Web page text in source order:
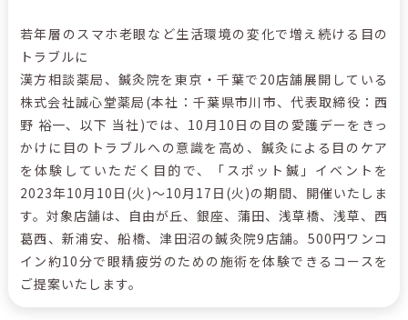
若年層のスマホ老眼など生活環境の変化で増え続ける目の
トラブルに
漢方相談薬局、鍼灸院を東京・千葉で20店舗展開している
株式会社誠心堂薬局(本社：千葉県市川市、代表取締役：西
野 裕一、以下 当社)では、10月10日の目の愛護デーをきっ
かけに目のトラブルへの意識を高め、鍼灸による目のケア
を体験していただく目的で、「スポット鍼」イベントを
2023年10月10日(火)～10月17日(火)の期間、開催いたしま
す。対象店舗は、自由が丘、銀座、蒲田、浅草橋、浅草、西
葛西、新浦安、船橋、津田沼の鍼灸院9店舗。500円ワンコ
イン約10分で眼精疲労のための施術を体験できるコースを
ご提案いたします。